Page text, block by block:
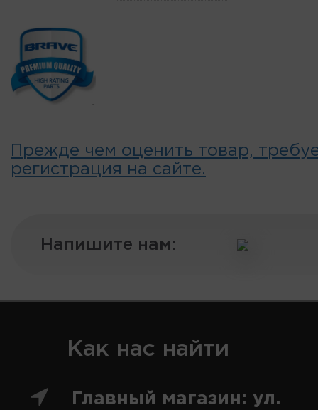
Прежде чем оценить товар,
регистрация на сайте.
Напишите нам:
Как нас найти
Главный магазин: ул.